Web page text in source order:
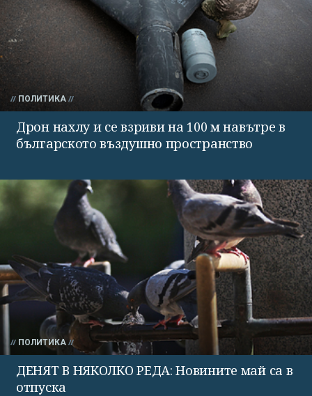
ПОЛИТИКА
Дрон нахлу и се взриви на 100 м навътре в
българското въздушно пространство
ПОЛИТИКА
ДЕНЯТ В НЯКОЛКО РЕДА: Новините май са в
отпуска